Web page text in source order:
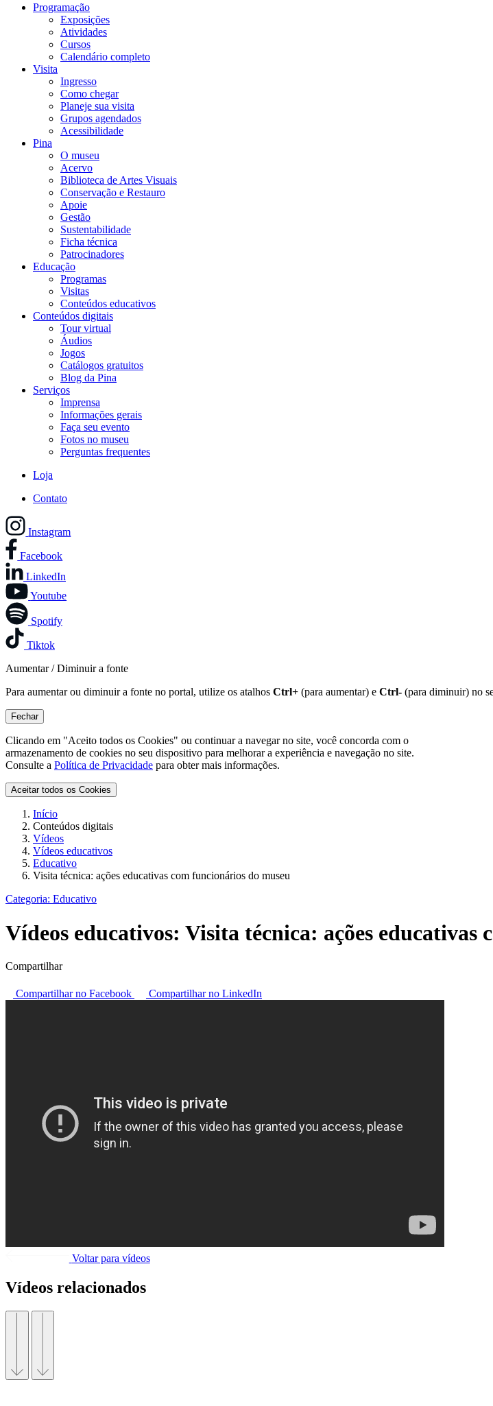
Programação
Exposições
Atividades
Cursos
Calendário completo
Visita
Ingresso
Como chegar
Planeje sua visita
Grupos agendados
Acessibilidade
Pina
O museu
Acervo
Biblioteca de Artes Visuais
Conservação e Restauro
Apoie
Gestão
Sustentabilidade
Ficha técnica
Patrocinadores
Educação
Programas
Visitas
Conteúdos educativos​
Conteúdos digitais
Tour virtual
Áudios
Jogos
Catálogos gratuitos
Blog da Pina
Serviços
Imprensa
Informações gerais
Faça seu evento
Fotos no museu
Perguntas frequentes
Loja
Contato
Instagram
Facebook
LinkedIn
Youtube
Spotify
Tiktok
Aumentar / Diminuir a fonte
Para aumentar ou diminuir a fonte no portal, utilize os atalhos Ctrl+ (para aumentar) e Ctrl- (para diminuir) no
Fechar
Clicando em "Aceito todos os Cookies" ou continuar a navegar no site, você concorda com o
armazenamento de cookies no seu dispositivo para melhorar a experiência e navegação no site.
Consulte a Política de Privacidade para obter mais informações.
Aceitar todos os Cookies
Início
Conteúdos digitais
Vídeos
Vídeos educativos
Educativo
Visita técnica: ações educativas com funcionários do museu
Categoria: Educativo
Vídeos educativos: Visita técnica: ações educativas
Compartilhar
Compartilhar no Facebook Compartilhar no LinkedIn
Voltar para vídeos
Vídeos relacionados